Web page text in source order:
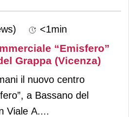
<1min
“Emisfero”
Grappa (Vicenza)
il nuovo centro
a Bassano del
Viale A....